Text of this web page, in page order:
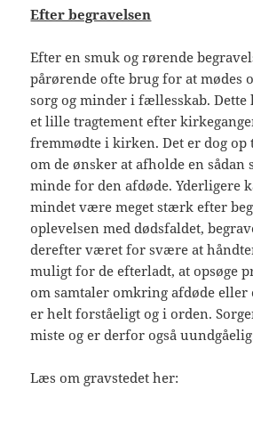
Efter begravelsen
Efter en smuk og rørende
pårørende ofte brug for at mødes
sorg og minder i fællesskab. Dette
et lille tragtement efter
fremmødte i kirken. Det er dog op
om de ønsker at afholde en sådan
minde for den afdøde. Yderligere
mindet være meget stærk efter
oplevelsen med dødsfaldet,
derefter været for svære at
muligt for de efterladt, at opsøge
om samtaler omkring afdøde eller
er helt forståeligt og i orden.
miste og er derfor også
Læs om gravstedet her: